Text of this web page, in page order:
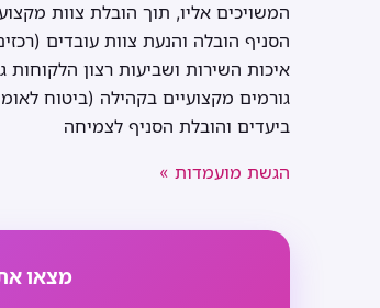
המשויכים אליו, תוך הובלת צוות
הסניף הובלה והנעת צוות עובדים
איכות השירות ושביעות רצון
גורמים מקצועיים בקהילה (ביטוח
ביעדים והובלת הסניף לצמיחה
הגשת מועמדות »
מצאו